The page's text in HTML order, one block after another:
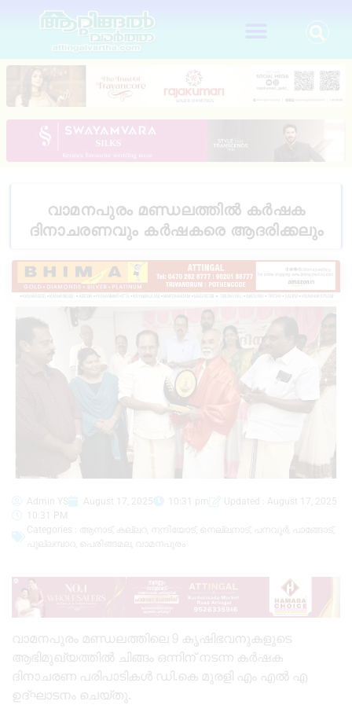
വാമനപുരം മണ്ഡലത്തിൽ കർഷക
ദിനാചരണവും കർഷകരെ ആദരിക്കലും
Admin YS August 17, 2025 10:31 pm
Updated : August 17, 2025
10:31 PM
Categories :
ആനാട് കല്ലറ നന്ദിയോട് നെല്ലനാട് പനവൂർ പാങ്ങോട്
പുല്ലമ്പാറ
പെരിങ്ങമല വാമനപുരം
വാമനപുരം മണ്ഡലത്തിലെ 9 കൃഷിഭവനുകളുടെ
ആഭിമുഖ്യത്തിൽ ചിങ്ങം ഒന്നിന് നടന്ന കർഷക
ദിനാചരണ പരിപാടികൾ ഡി.കെ മുരളി എം എൽ എ
ഉദ്ഘാടനം ചെയ്തു.